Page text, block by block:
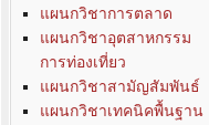
แผนกวิชาการตลาด
แผนกวิชาอุตสาหกรรม
การท่องเที่ยว
แผนกวิชาสามัญสัมพันธ์
แผนกวิชาเทคนิคพื้นฐาน